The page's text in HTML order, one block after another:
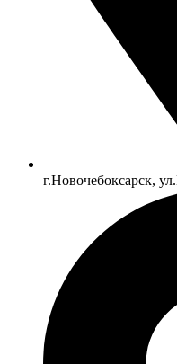
г.Новочебоксарск,